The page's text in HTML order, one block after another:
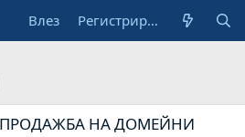
Влез Регистрирай се
НА ДОМЕЙНИ